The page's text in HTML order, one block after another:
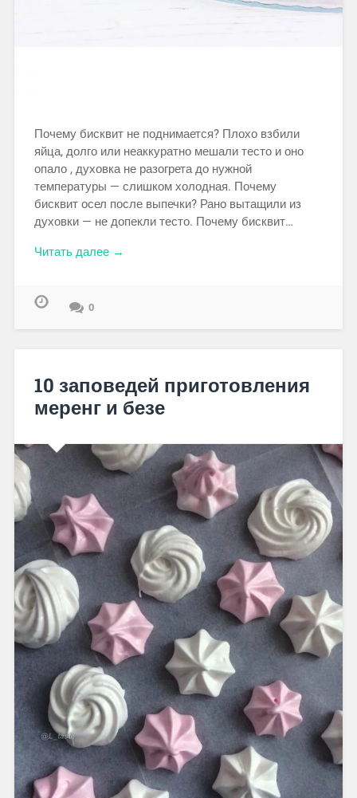
Почему бисквит не поднимается? Плохо взбили
яйца, долго или неаккуратно мешали тесто и оно
опало , духовка не разогрета до нужной
температуры — слишком холодная. Почему
бисквит осел после выпечки? Рано вытащили из
духовки — не допекли тесто. Почему бисквит…
Читать далее →
0
10 заповедей приготовления
меренг и безе